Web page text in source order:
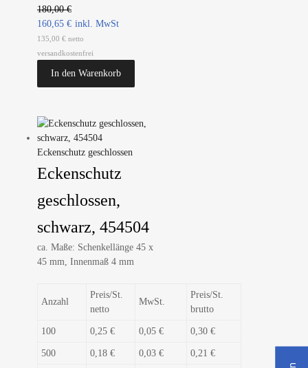
180,00€
160,65 €
135,00 € netto
versandkostenfrei
In den Warenkorb
Eckenschutz geschlossen
Eckenschutz
geschlossen,
schwarz, 454504
ca. Maße: Schenkellänge 45 x
45 mm, Innenmaß 4 mm
Anzahl
Preis/St.
netto
MwSt.
Preis/St.
brutto
100 0,25 € 0,05 € 0,30 €
500 0,18 € 0,03 € 0,21 €